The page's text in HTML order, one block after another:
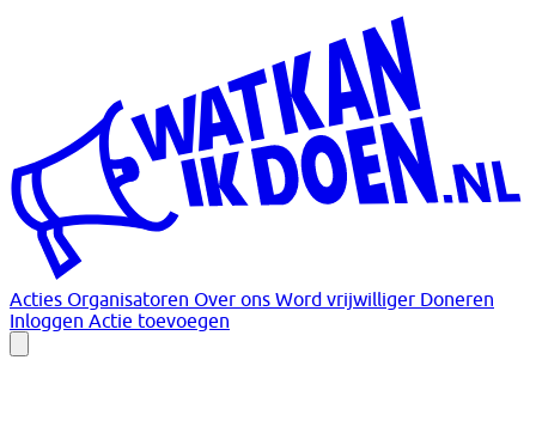
Acties Organisatoren Over ons Word vrijwilliger Doneren
Inloggen Actie toevoegen